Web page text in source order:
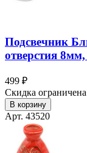
Подсвечник
отверстия
499 ₽
Скидка ограничена
В корзину
Арт. 43520